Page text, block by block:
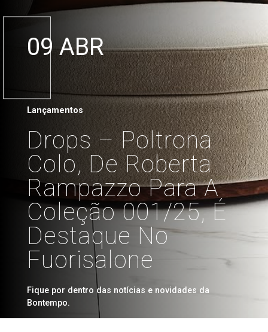
09 ABR
Lançamentos
Drops – Poltrona
Colo, De Roberta
Rampazzo Para A
Coleção 001/25, É
Destaque No
Fuorisalone
Fique por dentro das notícias e novidades da
Bontempo.